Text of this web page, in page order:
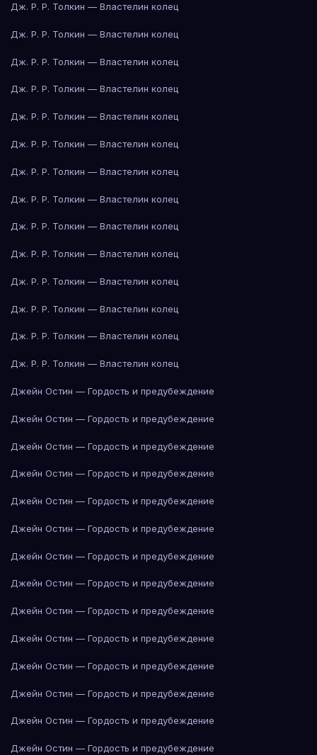
Дж. Р. Р. Толкин — Властелин колец
Дж. Р. Р. Толкин — Властелин колец
Дж. Р. Р. Толкин — Властелин колец
Дж. Р. Р. Толкин — Властелин колец
Дж. Р. Р. Толкин — Властелин колец
Дж. Р. Р. Толкин — Властелин колец
Дж. Р. Р. Толкин — Властелин колец
Дж. Р. Р. Толкин — Властелин колец
Дж. Р. Р. Толкин — Властелин колец
Дж. Р. Р. Толкин — Властелин колец
Дж. Р. Р. Толкин — Властелин колец
Дж. Р. Р. Толкин — Властелин колец
Дж. Р. Р. Толкин — Властелин колец
Дж. Р. Р. Толкин — Властелин колец
Джейн Остин — Гордость и предубеждение
Джейн Остин — Гордость и предубеждение
Джейн Остин — Гордость и предубеждение
Джейн Остин — Гордость и предубеждение
Джейн Остин — Гордость и предубеждение
Джейн Остин — Гордость и предубеждение
Джейн Остин — Гордость и предубеждение
Джейн Остин — Гордость и предубеждение
Джейн Остин — Гордость и предубеждение
Джейн Остин — Гордость и предубеждение
Джейн Остин — Гордость и предубеждение
Джейн Остин — Гордость и предубеждение
Джейн Остин — Гордость и предубеждение
Джейн Остин — Гордость и предубеждение